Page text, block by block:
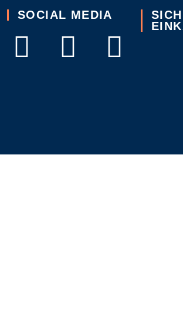
SOCIAL MEDIA